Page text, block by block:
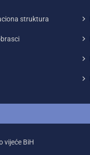
struktura
vijeće BiH